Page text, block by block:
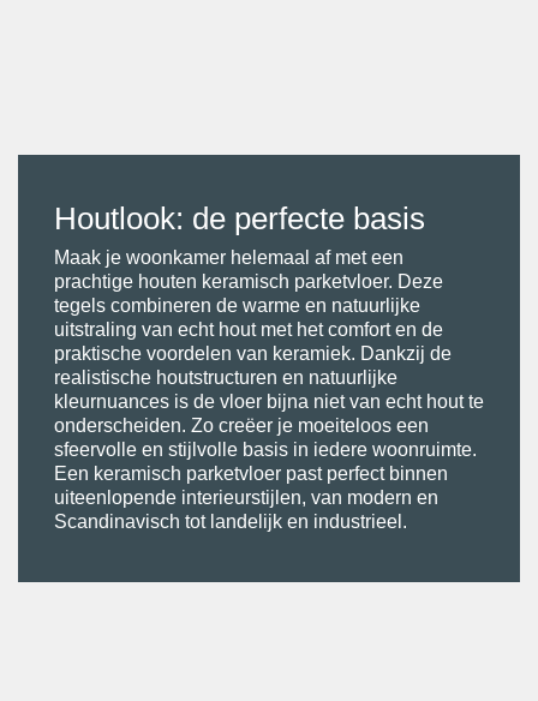
Houtlook: de perfecte basis
Maak je woonkamer helemaal af met een
prachtige houten keramisch parketvloer. Deze
tegels combineren de warme en natuurlijke
uitstraling van echt hout met het comfort en de
praktische voordelen van keramiek. Dankzij de
realistische houtstructuren en natuurlijke
kleurnuances is de vloer bijna niet van echt hout te
onderscheiden. Zo creëer je moeiteloos een
sfeervolle en stijlvolle basis in iedere woonruimte.
Een keramisch parketvloer past perfect binnen
uiteenlopende interieurstijlen, van modern en
Scandinavisch tot landelijk en industrieel.